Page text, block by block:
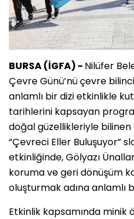
BURSA (İGFA) - Nilüfer
Çevre Günü’nü çevre
anlamlı bir dizi etkinlikle
tarihlerini kapsayan
doğal güzellikleriyle bilinen
“Çevreci Eller Buluşuyor”
etkinliğinde, Gölyazı
koruma ve geri dönüşüm
oluşturmak adına anlamlı
Etkinlik kapsamında minik